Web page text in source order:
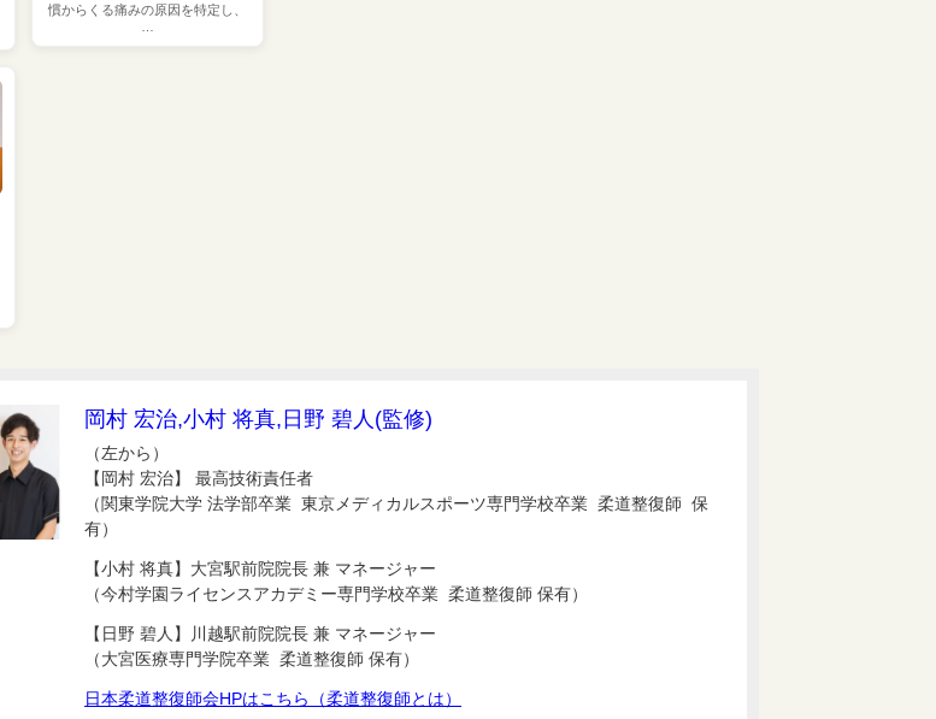
慣からくる痛みの原因を特定し、
岡村 宏治,小村 将真,日野 碧人(監修)
（左から）
【岡村 宏治】 最高技術責任者
（関東学院大学 法学部卒業 東京メディカルスポーツ専門学校卒業 柔道整復師 保
有）
【小村 将真】大宮駅前院院長 兼 マネージャー
（今村学園ライセンスアカデミー専門学校卒業 柔道整復師 保有）
【日野 碧人】川越駅前院院長 兼 マネージャー
（大宮医療専門学院卒業 柔道整復師 保有）
日本柔道整復師会HPはこちら（柔道整復師とは）